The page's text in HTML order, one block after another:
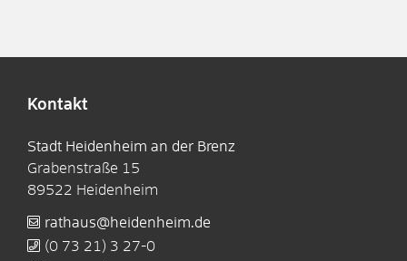
Kontakt
Stadt Heidenheim an der Brenz
Grabenstraße 15
89522 Heidenheim
rathaus@heidenheim.de
(0 73 21) 3 27-0